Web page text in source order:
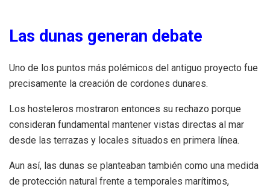
Las dunas generan debate
Uno de los puntos más polémicos del antiguo proyecto fue
precisamente la creación de cordones dunares.
Los hosteleros mostraron entonces su rechazo porque
consideran fundamental mantener vistas directas al mar
desde las terrazas y locales situados en primera línea.
Aun así, las dunas se planteaban también como una medida
de protección natural frente a temporales marítimos,